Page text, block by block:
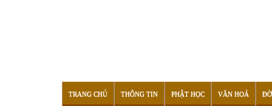
TRANG CHỦ THÔNG TIN PHẬT HỌC VĂN HOÁ